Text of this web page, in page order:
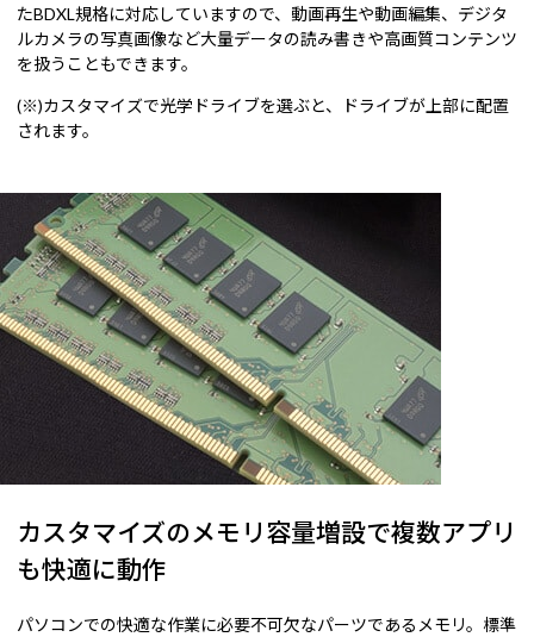
たBDXL規格に対応していますので、動画再生や動画編集、デジタ
ルカメラの写真画像など大量データの読み書きや高画質コンテンツ
を扱うこともできます。
(※)カスタマイズで光学ドライブを選ぶと、ドライブが上部に配置
されます。
カスタマイズのメモリ容量増設で複数アプリ
も快適に動作
パソコンでの快適な作業に必要不可欠なパーツであるメモリ。標準